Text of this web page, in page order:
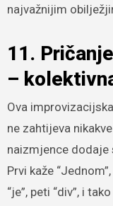
najvažnijim
11.
–
Ova
ne zahtijeva
naizmjence
Prvi kaže
“je”, peti “div”, i